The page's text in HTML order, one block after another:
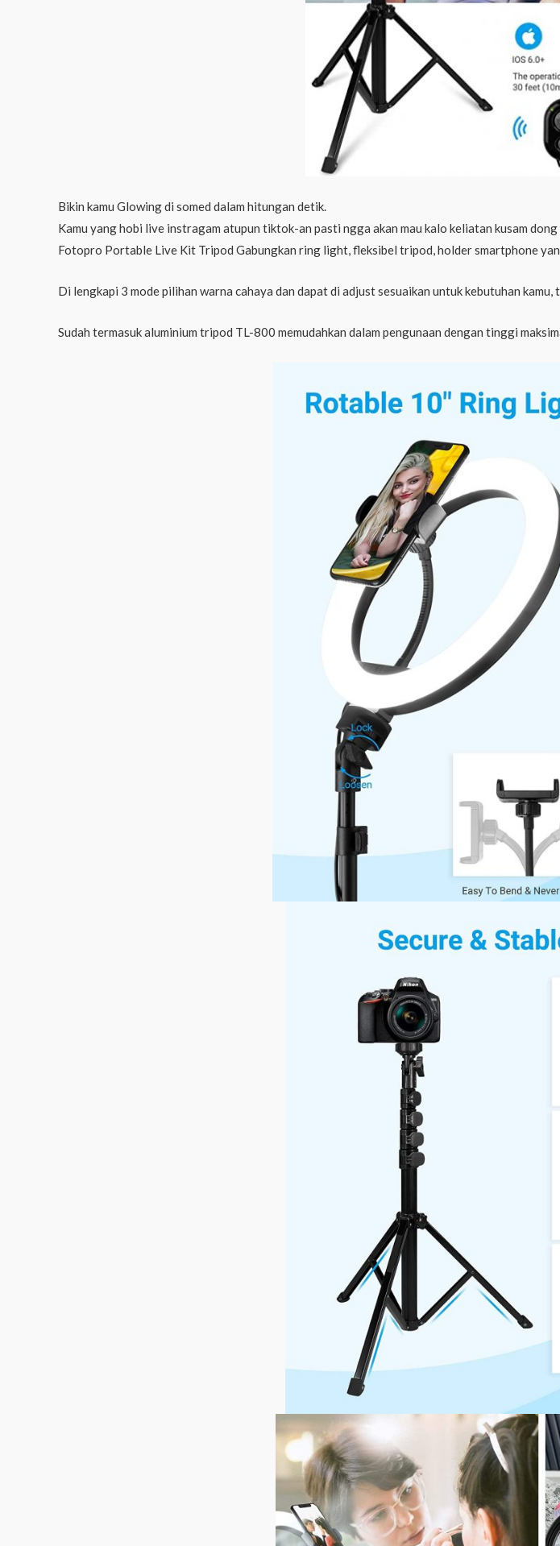
Bikin kamu Glowing di somed dalam hitungan detik.
Kamu yang hobi live instragam atupun tiktok-an pasti ngga akan mau kalo keliatan kusam
Fotopro Portable Live Kit Tripod Gabungkan ring light, fleksibel tripod, holder smartphone
Di lengkapi 3 mode pilihan warna cahaya dan dapat di adjust sesuaikan untuk kebutuhan
Sudah termasuk aluminium tripod TL-800 memudahkan dalam pengunaan dengan tinggi